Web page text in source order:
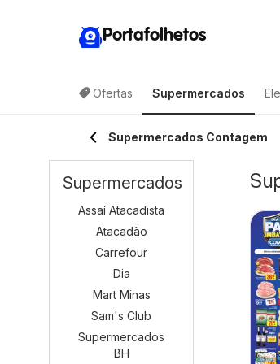
Portafolhetos
Ofertas Supermercados
Supermercados Contagem
Supermercados
Assaí Atacadista
Atacadão
Carrefour
Dia
Mart Minas
Sam's Club
Supermercados
BH